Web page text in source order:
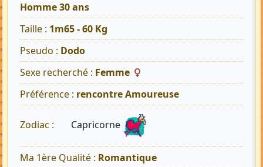
Homme 30 ans
Taille : 1m65 - 60 Kg
Pseudo : Dodo
Sexe recherché : Femme
Préférence : rencontre Amoureuse
Zodiac : Capricorne
Ma 1ère Qualité : Romantique